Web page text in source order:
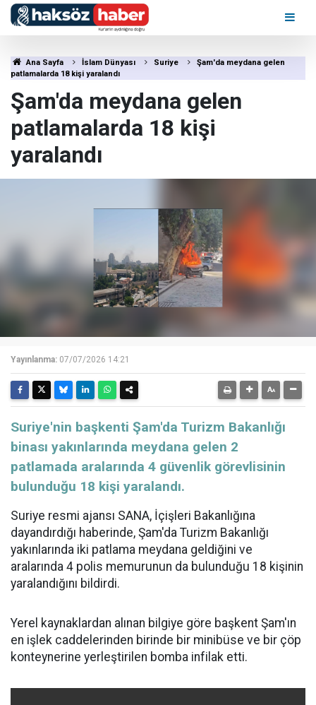
Ana Sayfa İslam Dünyası Suriye
Şam'da meydana gelen
patlamalarda 18 kişi yaralandı
Şam'da meydana gelen
patlamalarda 18 kişi
yaralandı
Yayınlanma: 07/07/2026 14:21
Suriye'nin başkenti Şam'da Turizm Bakanlığı
binası yakınlarında meydana gelen 2
patlamada aralarında 4 güvenlik görevlisinin
bulunduğu 18 kişi yaralandı.
Suriye resmi ajansı SANA, İçişleri Bakanlığına
dayandırdığı haberinde, Şam'da Turizm Bakanlığı
yakınlarında iki patlama meydana geldiğini ve
aralarında 4 polis memurunun da bulunduğu 18 kişinin
yaralandığını bildirdi.
Yerel kaynaklardan alınan bilgiye göre başkent Şam'ın
en işlek caddelerinden birinde bir minibüse ve bir çöp
konteynerine yerleştirilen bomba infilak etti.